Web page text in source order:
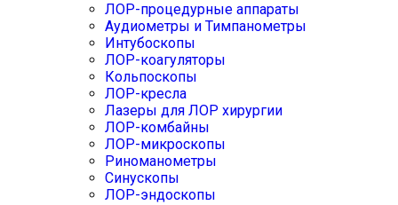
ЛОР-процедурные аппараты
Аудиометры и Тимпанометры
Интубоскопы
ЛОР-коагуляторы
Кольпоскопы
ЛОР-кресла
Лазеры для ЛОР хирургии
ЛОР-комбайны
ЛОР-микроскопы
Риноманометры
Синускопы
ЛОР-эндоскопы